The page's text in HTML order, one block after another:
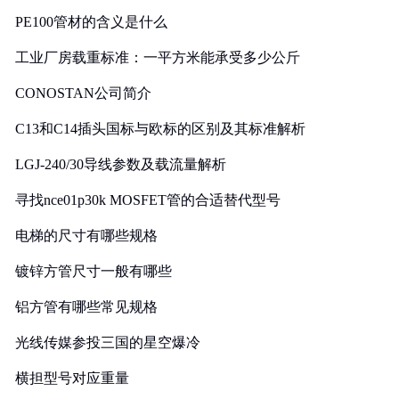
PE100管材的含义是什么
工业厂房载重标准：一平方米能承受多少公斤
CONOSTAN公司简介
C13和C14插头国标与欧标的区别及其标准解析
LGJ-240/30导线参数及载流量解析
寻找nce01p30k MOSFET管的合适替代型号
电梯的尺寸有哪些规格
镀锌方管尺寸一般有哪些
铝方管有哪些常见规格
光线传媒参投三国的星空爆冷
横担型号对应重量